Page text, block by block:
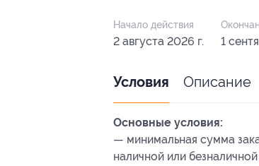
Начало действия
2 августа 2026 г. 1
Условия Описание
Основные условия:
— минимальная сумма
наличной или